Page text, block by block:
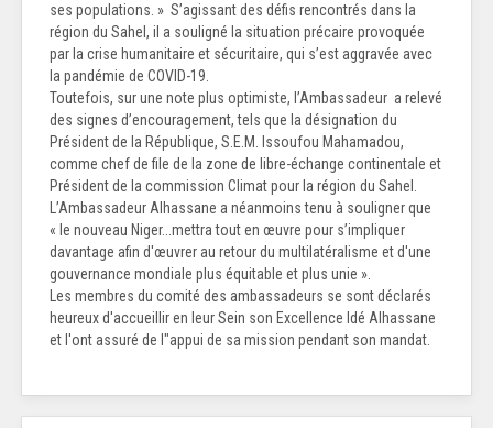
ses populations. » S’agissant des défis rencontrés dans la
région du Sahel, il a souligné la situation précaire provoquée
par la crise humanitaire et sécuritaire, qui s’est aggravée avec
la pandémie de COVID-19.
Toutefois, sur une note plus optimiste, l’Ambassadeur a relevé
des signes d’encouragement, tels que la désignation du
Président de la République, S.E.M. Issoufou Mahamadou,
comme chef de file de la zone de libre-échange continentale et
Président de la commission Climat pour la région du Sahel.
L’Ambassadeur Alhassane a néanmoins tenu à souligner que
« le nouveau Niger...mettra tout en œuvre pour s’impliquer
davantage afin d'œuvrer au retour du multilatéralisme et d'une
gouvernance mondiale plus équitable et plus unie ».
Les membres du comité des ambassadeurs se sont déclarés
heureux d'accueillir en leur Sein son Excellence Idé Alhassane
et l'ont assuré de l"appui de sa mission pendant son mandat.